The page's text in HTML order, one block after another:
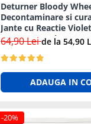
Deturner Bloody
Decontaminare si
Jante cu Reactie
Neutru 500ml
64,90 Leide la 54,90
ADAUGA IN
-20%